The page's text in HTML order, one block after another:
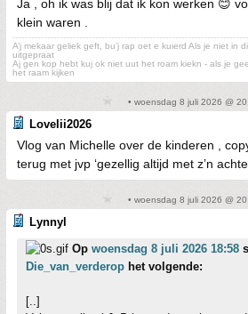
Ja , oh ik was blij dat ik kon werken 😊
klein waren .
A’j mekaar geliek geft, bu’j rap oet e kuierd Als je niet in
uitgepraat
Aj gen kop hebt kuj ok niet uut het roam kiekn - als je
het raam kijken
• woensdag 8 juli 2026 @
Lovelii2026
Vlog van Michelle over de kinderen ,
terug met jvp ‘gezellig altijd met z’n
• woensdag 8 juli 2026 @
Lynnyl
Op woensdag 8 juli 2026 18:58
Die_van_verderop het volgende:
[..]